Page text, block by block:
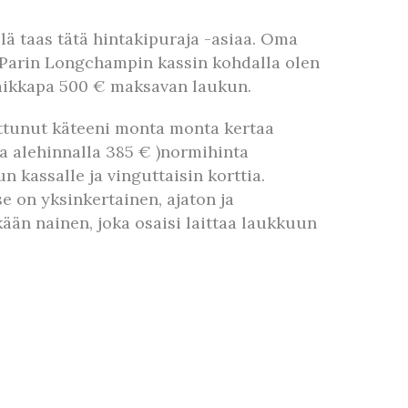
taas tätä hintakipuraja -asiaa. Oma
Longchampin kassin kohdalla olen
500 € maksavan laukun.
käteeni monta monta kertaa
alehinnalla 385 € )normihinta
kassalle ja vinguttaisin korttia.
on yksinkertainen, ajaton ja
nainen, joka osaisi laittaa laukkuun